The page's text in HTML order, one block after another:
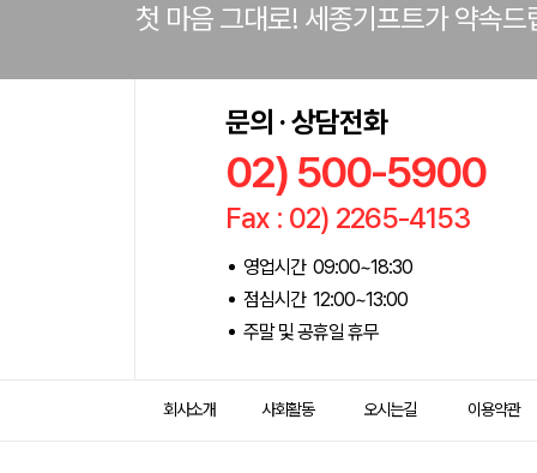
첫 마음 그대로! 세종기프트가 약속드
문의 · 상담전화
02) 500-5900
Fax : 02) 2265-4153
영업시간 09:00~18:30
점심시간 12:00~13:00
주말 및 공휴일 휴무
회사소개 사회활동 오시는길 이용약관